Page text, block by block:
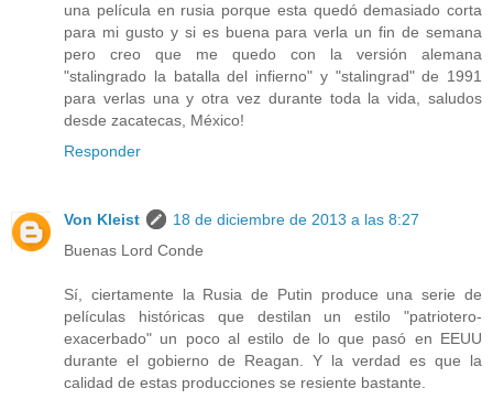
una película en rusia porque esta quedó demasiado corta
para mi gusto y si es buena para verla un fin de semana
pero creo que me quedo con la versión alemana
"stalingrado la batalla del infierno" y "stalingrad" de 1991
para verlas una y otra vez durante toda la vida, saludos
desde zacatecas, México!
Responder
Von Kleist
18 de diciembre de 2013 a las 8:27
Buenas Lord Conde
Sí, ciertamente la Rusia de Putin produce una serie de
películas históricas que destilan un estilo "patriotero-
exacerbado" un poco al estilo de lo que pasó en EEUU
durante el gobierno de Reagan. Y la verdad es que la
calidad de estas producciones se resiente bastante.